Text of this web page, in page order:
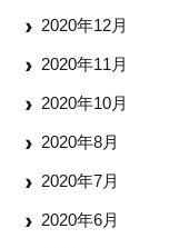
2020年12月
2020年11月
2020年10月
2020年8月
2020年7月
2020年6月